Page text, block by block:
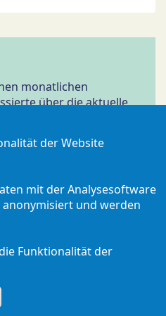
monatlichen
über die aktuelle
informiert.
der Website
mit der Analysesoftware
und werden
Funktionalität der